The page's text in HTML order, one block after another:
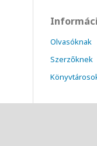
Olvasóknak
Szerzőknek